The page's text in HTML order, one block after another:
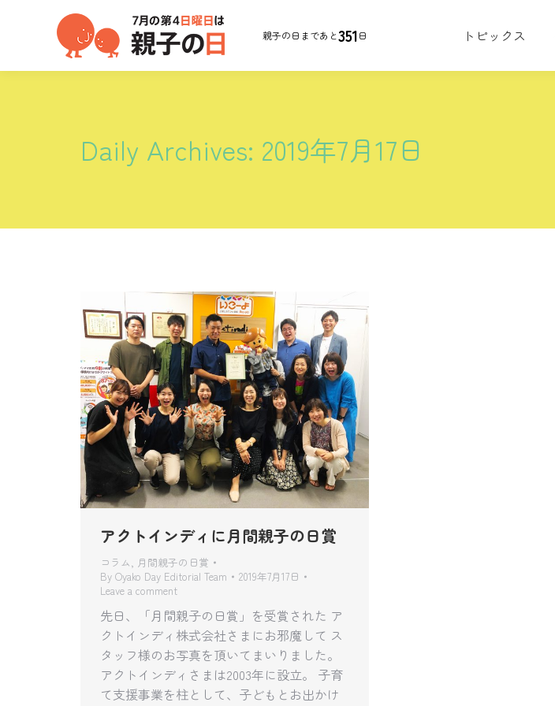
親子の日まであと351日 トピックス
Daily Archives: 2019年7月17日
アクトインディに月間親子の日賞
コラム
月間親子の日賞
By Oyako Day Editorial Team
2019年7月17日
Leave a comment
先日、「月間親子の日賞」を受賞された ア
クトインディ株式会社さまにお邪魔して ス
タッフ様のお写真を頂いてまいりました。
アクトインディさまは2003年に設立。 子育
て支援事業を柱として、子どもとお出かけ